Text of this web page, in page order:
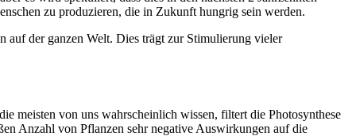
zu produzieren, die in Zukunft hungrig sein werden.
auf der ganzen Welt. Dies trägt zur Stimulierung vieler
meisten von uns wahrscheinlich wissen, filtert die Photosynthese
Anzahl von Pflanzen sehr negative Auswirkungen auf die